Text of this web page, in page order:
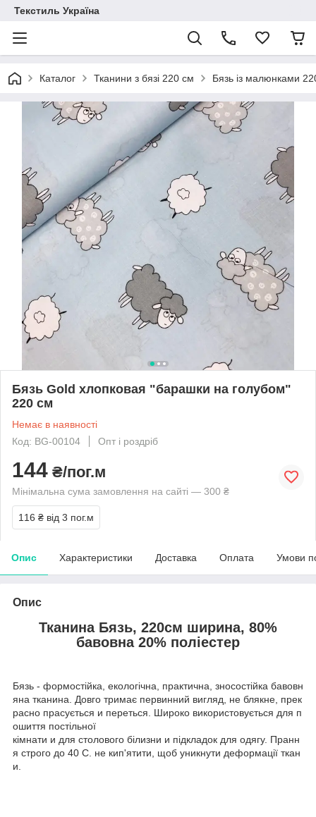
Текстиль Україна
Каталог Тканини з бязі 220 см Бязь із малюнками
Бязь Gold хлопковая "барашки на голубом"
220 см
Немає в наявності
Код: BG-00104
Опт і роздріб
144 ₴/пог.м
Мінімальна сума замовлення на сайті — 300 ₴
116 ₴ від 3 пог.м
Опис Характеристики Доставка Оплата Умови
Опис
Тканина Бязь, 220см ширина, 80%
бавовна 20% поліестер
Бязь - формостійка, екологічна, практична, зносостійка бавовн
яна тканина. Довго тримає первинний вигляд, не блякне, прек
расно прасується и переться. Широко використовується для п
ошиття постільної
кімнати и для столового білизни и підкладок для одягу. Пранн
я строго до 40 С. не кип'ятити, щоб уникнути деформації ткан
и.